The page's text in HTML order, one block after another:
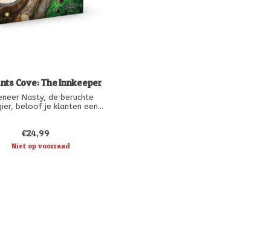
Cove: The Innkeeper
Nasty, de beruchte
beloof je klanten een
voor degenen die
beginnen. Je verkoopt
goederen op de pieren
€24,99
Niet op voorraad